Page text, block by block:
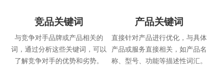
竞品关键词
与竞争对手品牌或产品相关的
词，通过分析这些关键词，可以
了解竞争对手的优势和劣势。
产品关键词
直接针对产品进行优化，与具体
产品或服务直接相关，如产品名
称、型号、功能等描述性词汇。